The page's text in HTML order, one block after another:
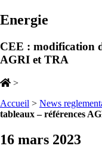
Energie
CEE : modification
AGRI et TRA
>
Accueil > News
tableaux – références
16 mars 2023